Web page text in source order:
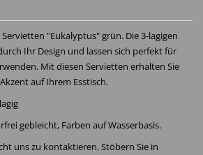
"Eukalyptus" grün. Die 3-lagigen
Ihr Design und lassen sich perfekt für
Mit diesen Servietten erhalten Sie
auf Ihrem Esstisch.
gebleicht, Farben auf Wasserbasis.
uns zu kontaktieren. Stöbern Sie in